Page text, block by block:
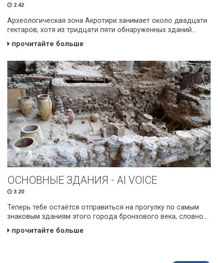
2.42
Археологическая зона Акротири занимает около двадцати
гектаров, хотя из тридцати пяти обнаруженных зданий...
прочитайте больше
ОСНОВНЫЕ ЗДАНИЯ - AI VOICE
3.20
Теперь тебе остаётся отправиться на прогулку по самым
знаковым зданиям этого города бронзового века, словно...
прочитайте больше